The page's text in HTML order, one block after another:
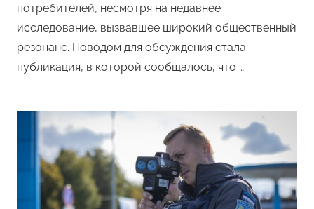
потребителей, несмотря на недавнее
исследование, вызвавшее широкий общественный
резонанс. Поводом для обсуждения стала
публикация, в которой сообщалось, что …